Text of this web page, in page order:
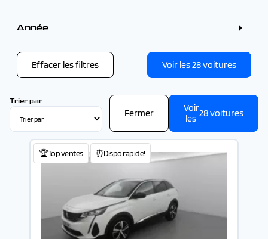
Gris (9)
Blanc (6)
Noir (4)
Rouge (2)
Vert (1)
Année
Effacer les filtres Voir les28voitures
Trier par
Fermer
Voir
les 28voitures
🏆Top ventes ⏰Dispo rapide!